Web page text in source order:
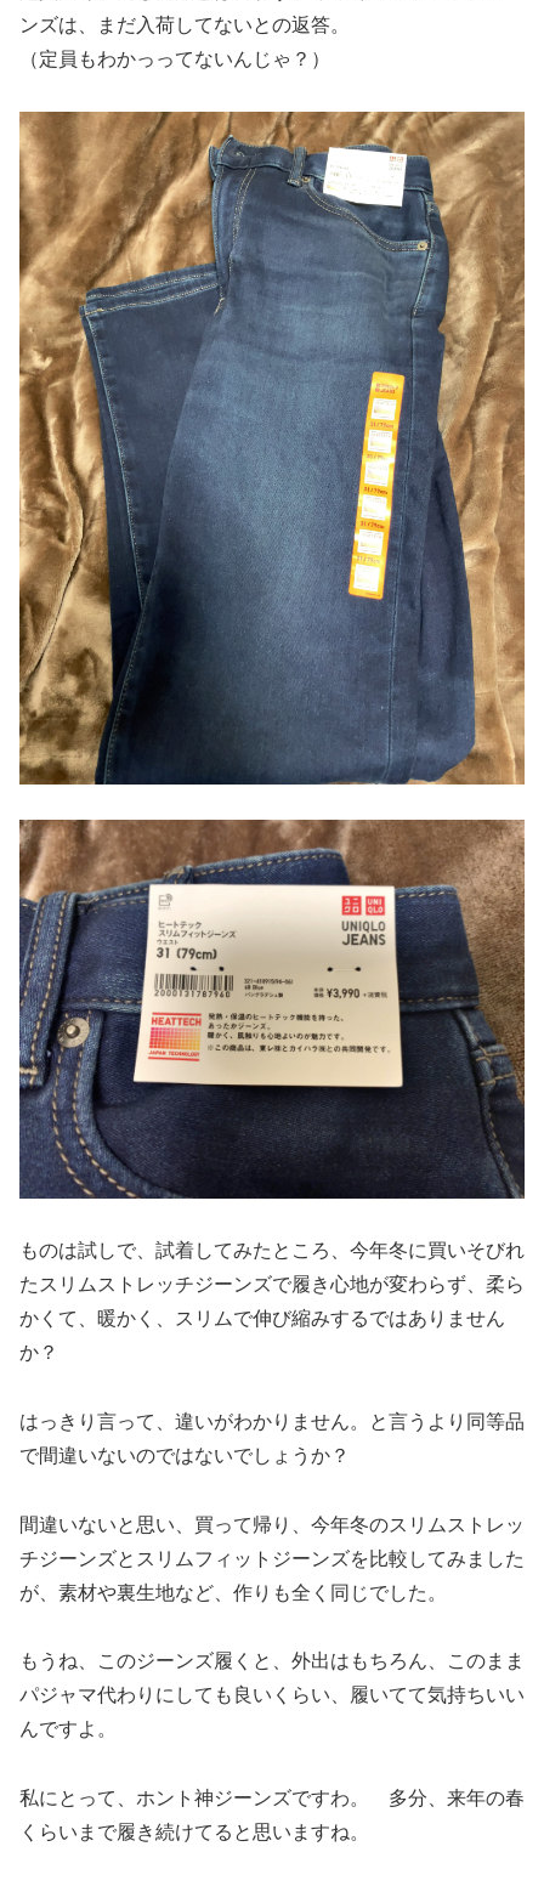
ンズは、まだ入荷してないとの返答。
（定員もわかっってないんじゃ？）
ものは試しで、試着してみたところ、今年冬に買いそびれ
たスリムストレッチジーンズで履き心地が変わらず、柔ら
かくて、暖かく、スリムで伸び縮みするではありません
か？
はっきり言って、違いがわかりません。と言うより同等品
で間違いないのではないでしょうか？
間違いないと思い、買って帰り、今年冬のスリムストレッ
チジーンズとスリムフィットジーンズを比較してみました
が、素材や裏生地など、作りも全く同じでした。
もうね、このジーンズ履くと、外出はもちろん、このまま
パジャマ代わりにしても良いくらい、履いてて気持ちいい
んですよ。
私にとって、ホント神ジーンズですわ。 多分、来年の春
くらいまで履き続けてると思いますね。